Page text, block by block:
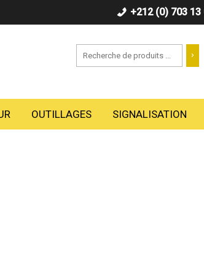
+212 (0) 703
OUTILLAGES SIGNALISATION